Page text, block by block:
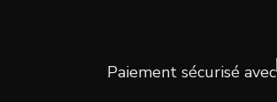
Paiement sécurisé avec